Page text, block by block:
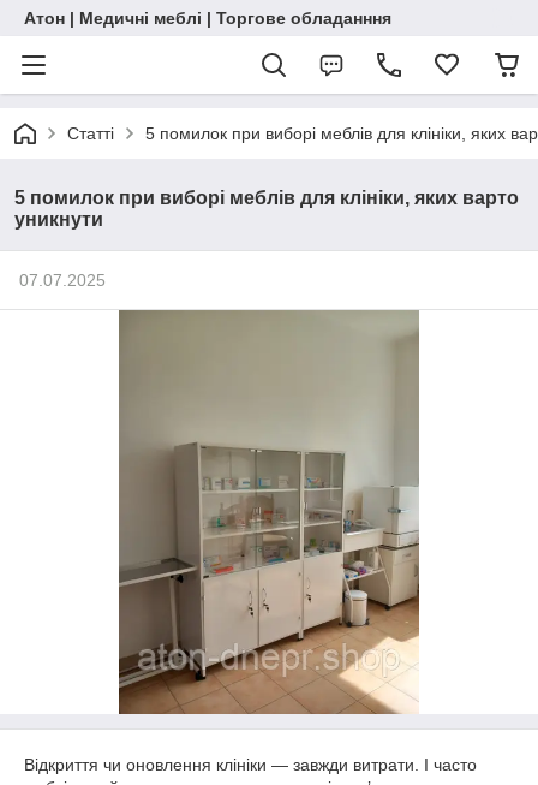
Атон | Медичні меблі | Торгове обладанння
Статті 5 помилок при виборі меблів для клініки, яких
5 помилок при виборі меблів для клініки, яких варто
уникнути
07.07.2025
Відкриття чи оновлення клініки — завжди витрати. І часто